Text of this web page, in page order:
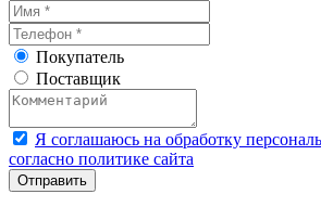
Покупатель
Поставщик
Я соглашаюсь на обработку
согласно политике сайта